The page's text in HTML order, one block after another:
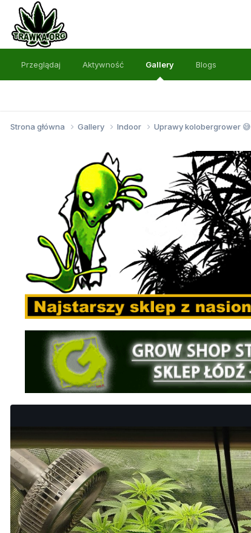
Przeglądaj Aktywność Gallery Blogs
Strona główna Gallery Indoor Uprawy kolobergrower 😅